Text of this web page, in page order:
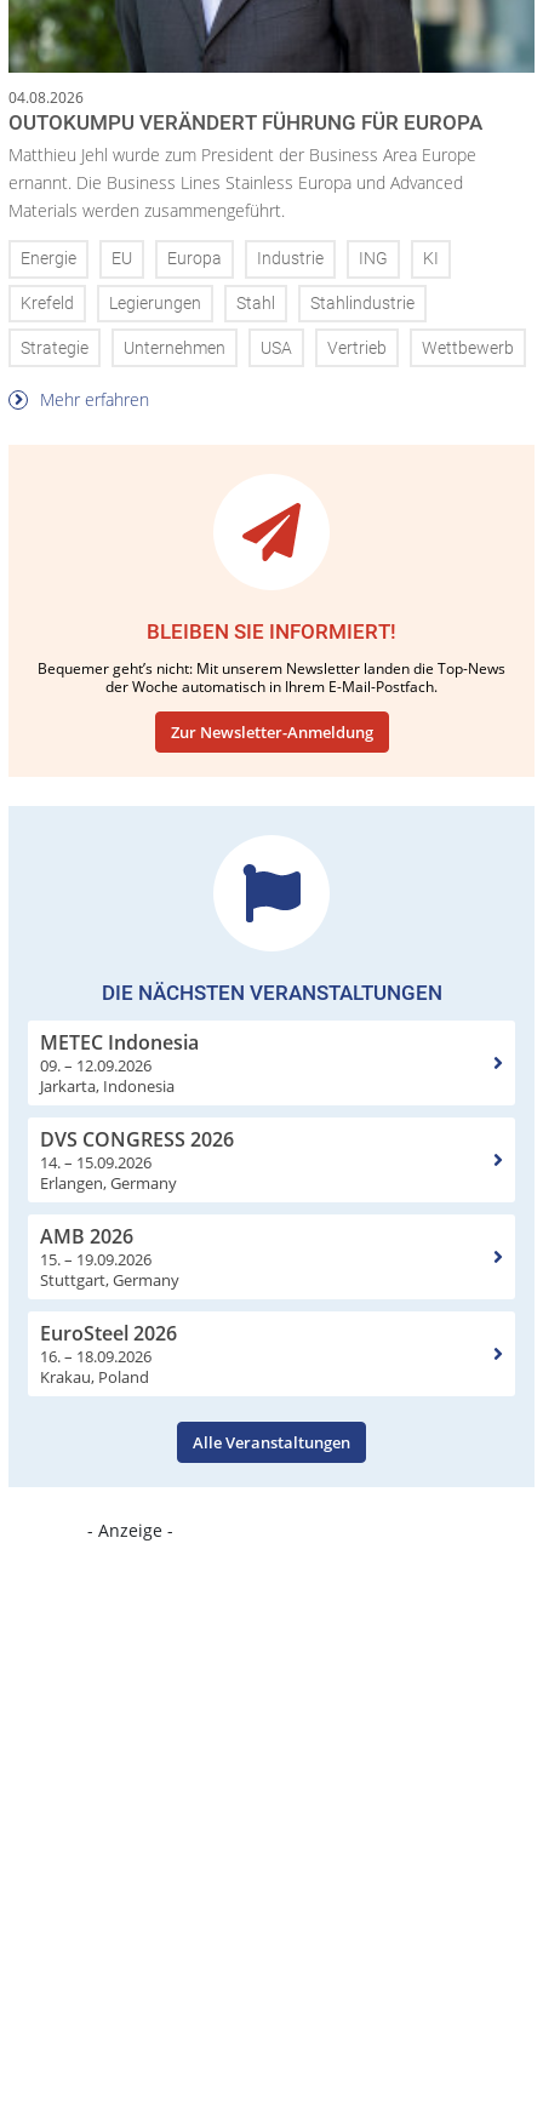
04.08.2026
OUTOKUMPU VERÄNDERT FÜHRUNG FÜR EUROPA
Matthieu Jehl wurde zum President der Business Area Europe
ernannt. Die Business Lines Stainless Europa und Advanced
Materials werden zusammengeführt.
Energie EU Europa Industrie ING KI
Krefeld Legierungen Stahl Stahlindustrie
Strategie Unternehmen USA Vertrieb Wettbewerb
Mehr erfahren
BLEIBEN SIE INFORMIERT!
Bequemer geht’s nicht: Mit unserem Newsletter landen die Top-News
der Woche automatisch in Ihrem E-Mail-Postfach.
Zur Newsletter-Anmeldung
DIE NÄCHSTEN VERANSTALTUNGEN
METEC Indonesia
09. – 12.09.2026
Jarkarta, Indonesia
DVS CONGRESS 2026
14. – 15.09.2026
Erlangen, Germany
AMB 2026
15. – 19.09.2026
Stuttgart, Germany
EuroSteel 2026
16. – 18.09.2026
Krakau, Poland
Alle Veranstaltungen
- Anzeige -